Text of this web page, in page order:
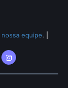
nossa equipe.